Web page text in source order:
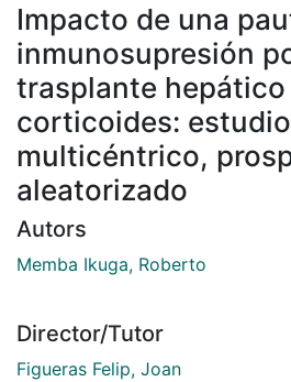
Impacto de una
inmunosupresión
trasplante hepático
corticoides: estudio
multicéntrico,
aleatorizado
Autors
Memba Ikuga, Roberto
Director/Tutor
Figueras Felip, Joan